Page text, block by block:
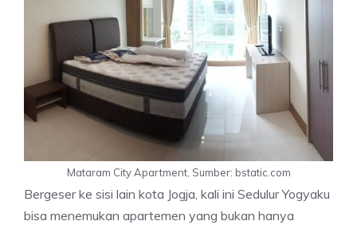
Mataram City Apartment, Sumber: bstatic.com
Bergeser ke sisi lain kota Jogja, kali ini Sedulur Yogyaku
bisa menemukan apartemen yang bukan hanya